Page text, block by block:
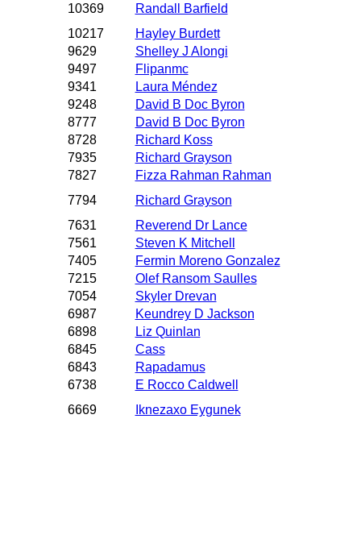
10369
Randall Barfield
10217
Hayley Burdett
9629
Shelley J Alongi
9497
Flipanmc
9341
Laura Méndez
9248
David B Doc Byron
8777
David B Doc Byron
8728
Richard Koss
7935
Richard Grayson
7827
Fizza Rahman Rahman
7794
Richard Grayson
7631
Reverend Dr Lance
7561
Steven K Mitchell
7405
Fermin Moreno Gonzalez
7215
Olef Ransom Saulles
7054
Skyler Drevan
6987
Keundrey D Jackson
6898
Liz Quinlan
6845
Cass
6843
Rapadamus
6738
E Rocco Caldwell
6669
Iknezaxo Eygunek